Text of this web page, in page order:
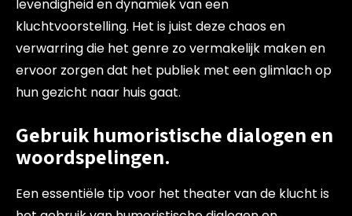
levendigheid en dynamiek van een
kluchtvoorstelling. Het is juist deze chaos en
verwarring die het genre zo vermakelijk maken en
ervoor zorgen dat het publiek met een glimlach op
hun gezicht naar huis gaat.
Gebruik humoristische dialogen en
woordspelingen.
Een essentiële tip voor het theater van de klucht is